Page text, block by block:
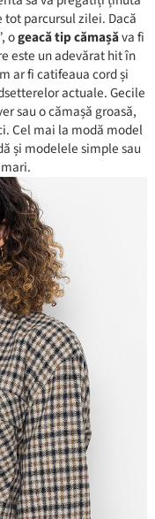
parcursul zilei. Dacă
ogeacă tip cămașăva fi
este un adevărat hit în
ar fi catifeaua cord și
actuale. Gecile
sau o cămașă groasă,
Cel mai la modă model
și modelele simple sau